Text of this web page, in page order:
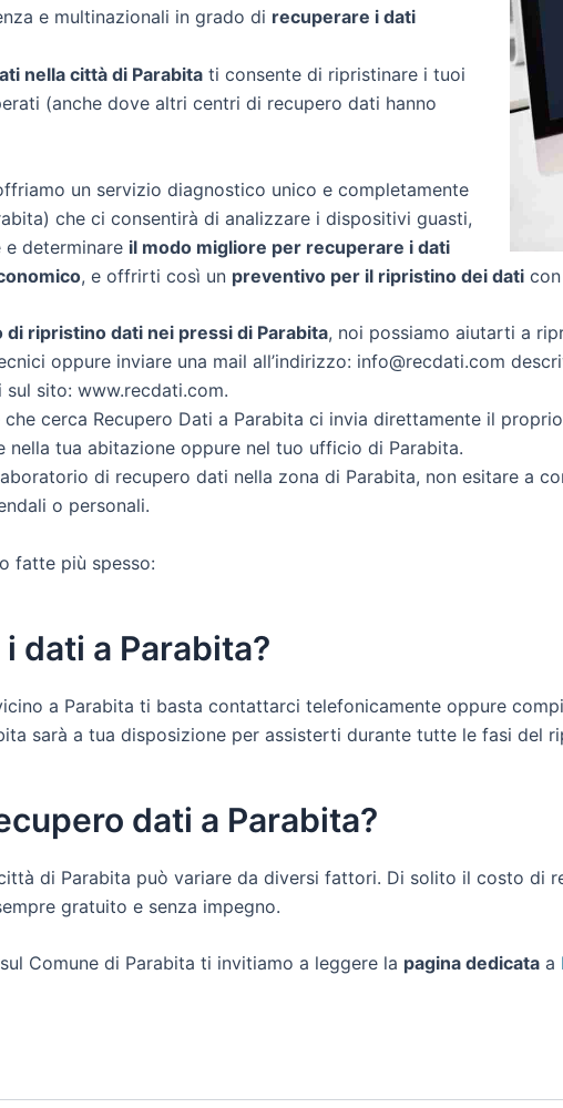
e multinazionali in grado di recuperare i dati
nella città di Parabita ti consente di ripristinare i tuoi
(anche dove altri centri di recupero dati hanno
un servizio diagnostico unico e completamente
che ci consentirà di analizzare i dispositivi guasti,
determinare il modo migliore per recuperare i dati
, e offrirti così un preventivo per il ripristino dei dati con
di ripristino dati nei pressi di Parabita, noi possiamo aiutarti a
oppure inviare una mail all’indirizzo: info@recdati.com
sito: www.recdati.com.
cerca Recupero Dati a Parabita ci invia direttamente il
nella tua abitazione oppure nel tuo ufficio di Parabita.
di recupero dati nella zona di Parabita, non esitare a
o personali.
fatte più spesso:
dati a Parabita?
a Parabita ti basta contattarci telefonicamente oppure
sarà a tua disposizione per assisterti durante tutte le fasi del
dati a Parabita?
di Parabita può variare da diversi fattori. Di solito il costo di
gratuito e senza impegno.
Comune di Parabita ti invitiamo a leggere la pagina dedicata a